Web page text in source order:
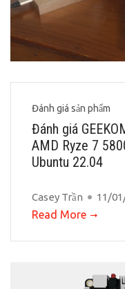
Đánh giá sản phẩm
Đánh giá
AMD Ryze 7
Ubuntu 22.04
Casey Trần 11/
Read More